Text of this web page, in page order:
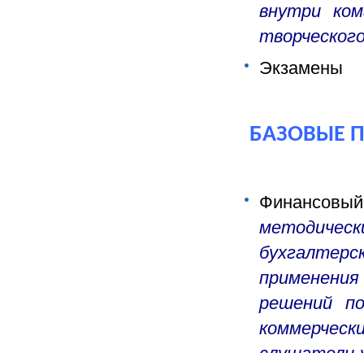
внутри
Экзамены
БАЗОВЫЕ
решений